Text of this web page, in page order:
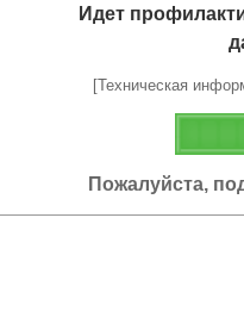
Идет
[Техническая
Пожалуйста,